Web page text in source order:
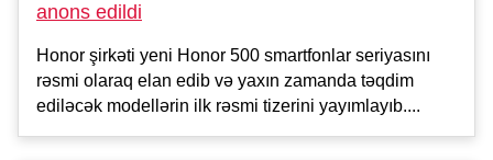
anons edildi
Honor şirkəti yeni Honor 500 smartfonlar seriyasını
rəsmi olaraq elan edib və yaxın zamanda təqdim
ediləcək modellərin ilk rəsmi tizerini yayımlayıb....